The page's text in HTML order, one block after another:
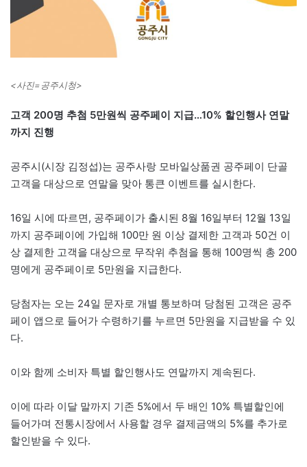
<사진=공주시청>
고객 200명 추첨 5만원씩 공주페이 지급…10% 할인행사 연말
까지 진행
공주시(시장 김정섭)는 공주사랑 모바일상품권 공주페이 단골
고객을 대상으로 연말을 맞아 통큰 이벤트를 실시한다.
16일 시에 따르면, 공주페이가 출시된 8월 16일부터 12월 13일
까지 공주페이에 가입해 100만 원 이상 결제한 고객과 50건 이
상 결제한 고객을 대상으로 무작위 추첨을 통해 100명씩 총 200
명에게 공주페이로 5만원을 지급한다.
당첨자는 오는 24일 문자로 개별 통보하며 당첨된 고객은 공주
페이 앱으로 들어가 수령하기를 누르면 5만원을 지급받을 수 있
다.
이와 함께 소비자 특별 할인행사도 연말까지 계속된다.
이에 따라 이달 말까지 기존 5%에서 두 배인 10% 특별할인에
들어가며 전통시장에서 사용할 경우 결제금액의 5%를 추가로
할인받을 수 있다.